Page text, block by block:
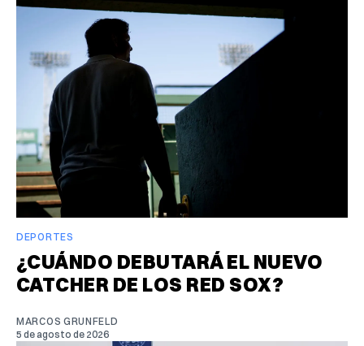
DEPORTES
¿CUÁNDO DEBUTARÁ EL NUEVO
CATCHER DE LOS RED SOX?
MARCOS GRUNFELD
5 de agosto de 2026